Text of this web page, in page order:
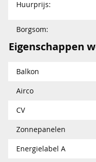
Huurprijs:
Borgsom:
Eigenschappen
Balkon
Airco
CV
Zonnepanelen
Energielabel A